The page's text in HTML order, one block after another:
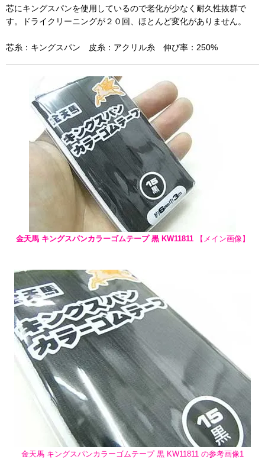
芯にキングスパンを使用しているので老化が少なく耐久性抜群で
す。ドライクリーニングが２０回、ほとんど変化がありません。
芯糸：キングスパン 皮糸：アクリル糸 伸び率：250%
金天馬 キングスパンカラーゴムテープ 黒 KW11811【メイン画像】
金天馬 キングスパンカラーゴムテープ 黒 KW11811 の参考画像1